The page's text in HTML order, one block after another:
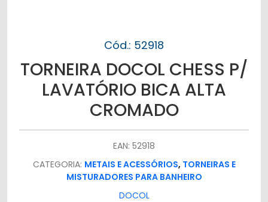
Cód.: 52918
TORNEIRA DOCOL CHESS P/
LAVATÓRIO BICA ALTA
CROMADO
EAN: 52918
CATEGORIA: METAIS E ACESSÓRIOS, TORNEIRAS E
MISTURADORES PARA BANHEIRO
DOCOL